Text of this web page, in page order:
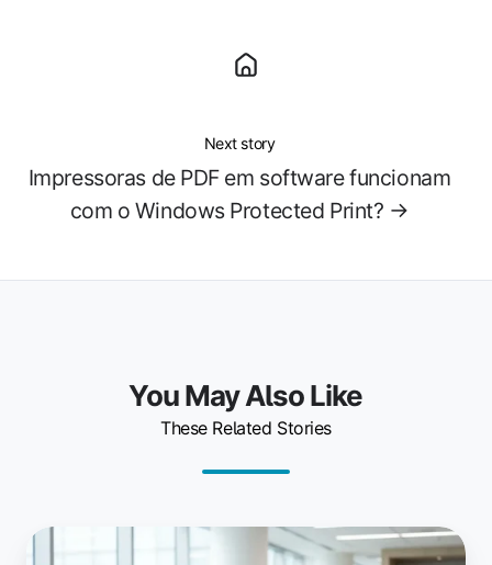
Next story
Impressoras de PDF em software funcionam
com o Windows Protected Print? →
You May Also Like
These Related Stories
As